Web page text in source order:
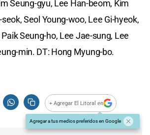
Seung-gyu, Lee Han-beom, Kim
Seol Young-woo, Lee Gi-hyeok,
Seung-ho, Lee Jae-sung, Lee
min. DT: Hong Myung-bo.
+ Agregar El Litoral en
Agregar a tus medios preferidos en Google